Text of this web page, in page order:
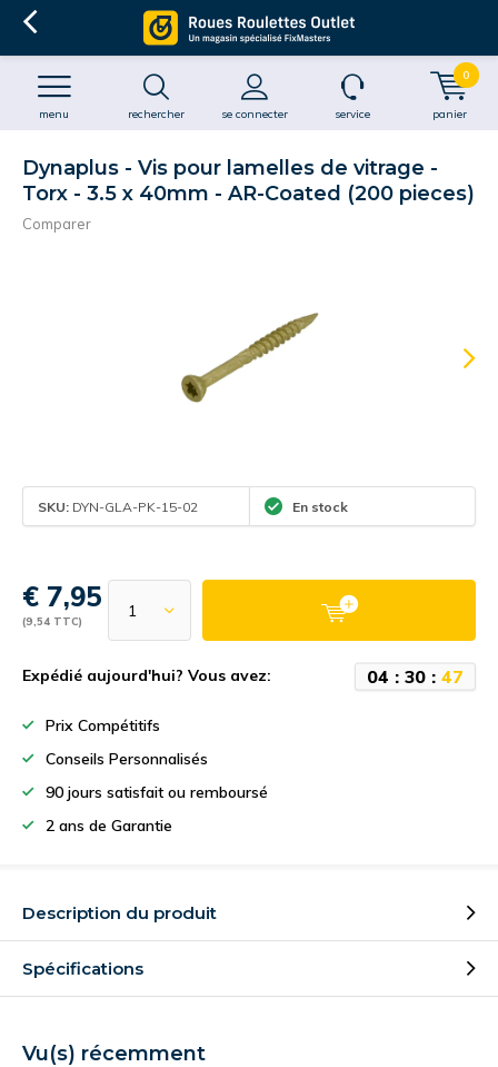
rechercher se connecter
menu service panier
0
Dynaplus - Vis pour lamelles de vitrage -
Torx - 3.5 x 40mm - AR-Coated (200 pieces)
Comparer
SKU: DYN-GLA-PK-15-02 En stock
€ 7,95
(9,54 TTC)
Expédié aujourd'hui? Vous avez: 04 : 30 : 46
Prix Compétitifs
Conseils Personnalisés
90 jours satisfait ou remboursé
2 ans de Garantie
Description du produit
Spécifications
Vu(s) récemment